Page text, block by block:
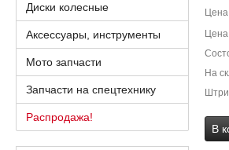
Цена
Цена
На
В
Диски колесные
Аксессуары, инструменты
Мото запчасти
Запчасти на спецтехнику
Распродажа!